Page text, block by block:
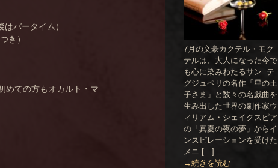
バータイム）
き）
めての方もオカルト・マ
7月の文豪カクテル・モク
テルは、大人になった今で
も心に染みわたるサン=テ
グジュペリの名作「星の王
子さま」と数々の名戯曲を
生み出した世界の劇作家ウ
ィリアム・シェイクスピア
の「真夏の夜の夢」からイ
ンスピレーションを受けた
メニ […]
→続きを読む